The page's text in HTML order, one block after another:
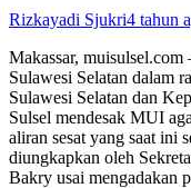
Rizkayadi Sjukri4 tahun
Makassar,
Sulawesi Selatan dalam
Sulawesi Selatan dan
Sulsel mendesak MUI
aliran sesat yang saat ini
diungkapkan oleh
Bakry usai mengadakan